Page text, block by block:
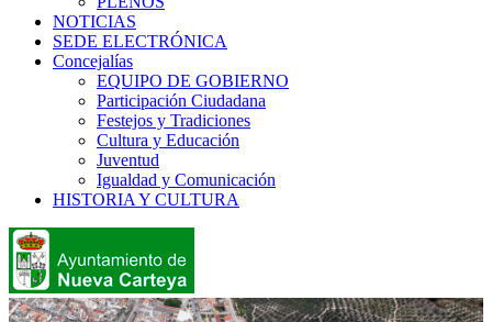
NOTICIAS
SEDE ELECTRÓNICA
Concejalías
EQUIPO DE GOBIERNO
Participación Ciudadana
Festejos y Tradiciones
Cultura y Educación
Juventud
Igualdad y Comunicación
HISTORIA Y CULTURA